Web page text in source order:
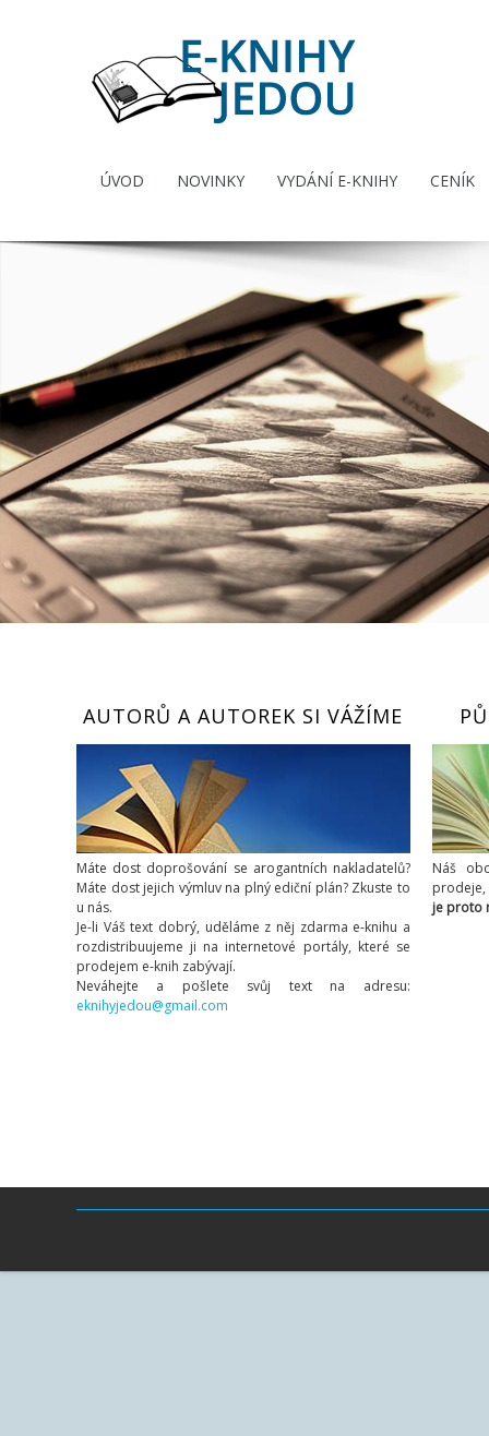
ÚVOD NOVINKY VYDÁNÍ E-KNIHY CENÍK
AUTORŮ A AUTOREK SI VÁŽÍME
Máte dost doprošování se arogantních nakladatelů?
Máte dost jejich výmluv na plný ediční plán? Zkuste to
u nás.
Je-li Váš text dobrý, uděláme z něj zdarma e-knihu a
rozdistribuujeme ji na internetové portály, které se
prodejem e-knih zabývají.
Neváhejte a pošlete svůj text na adresu:
eknihyjedou@gmail.com
Náš
je proto